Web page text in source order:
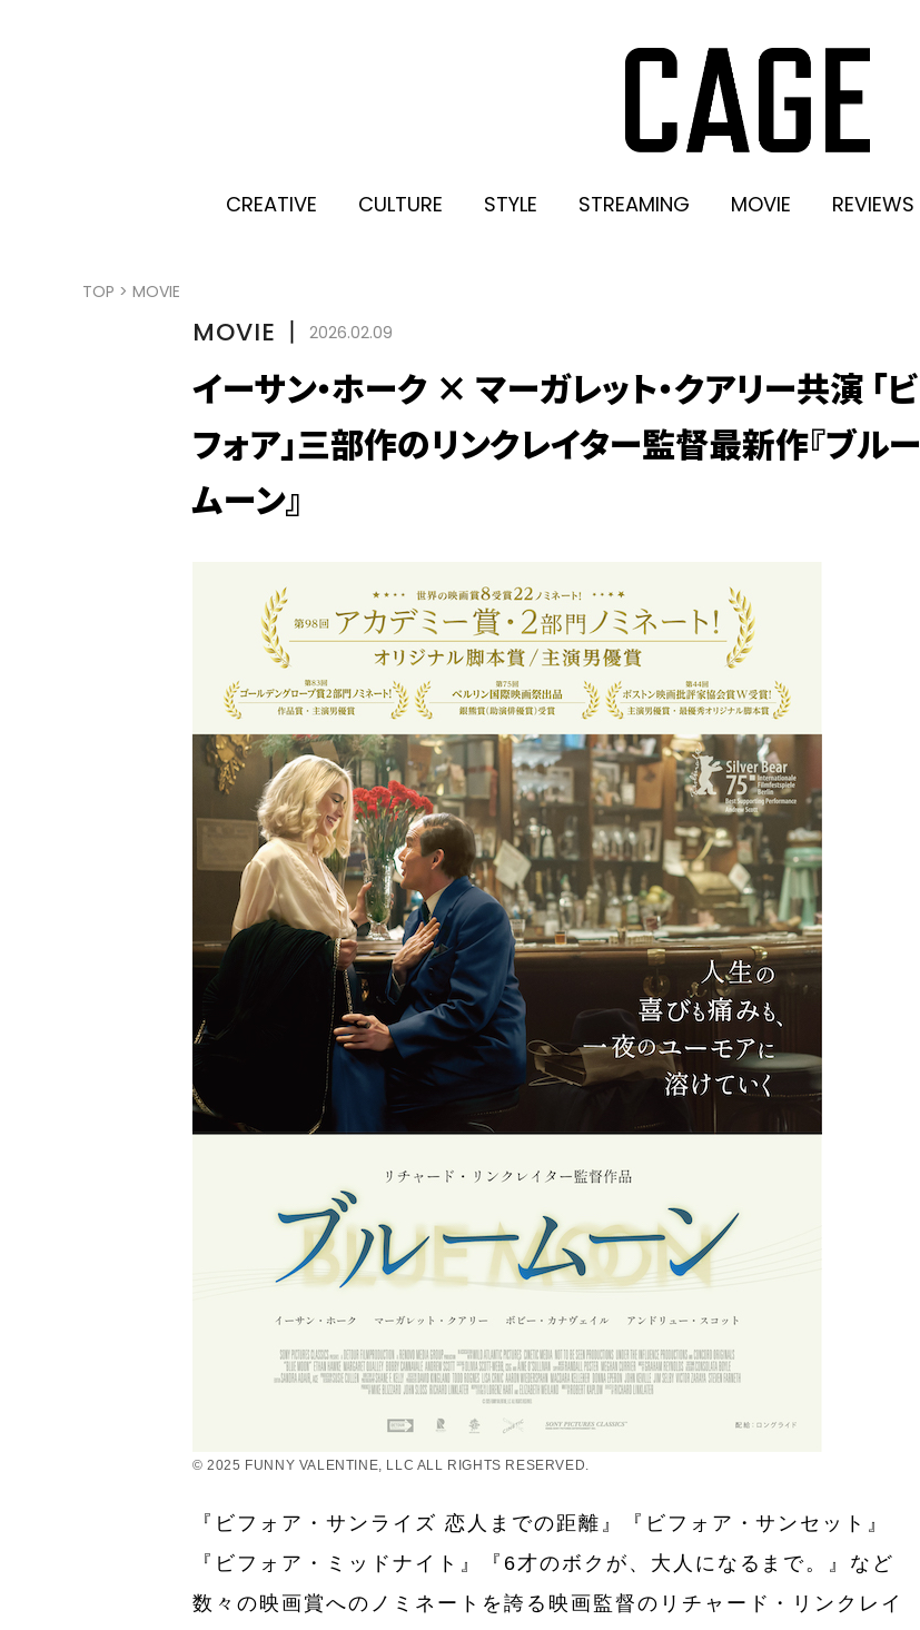
CREATIVE CULTURE STYLE STREAMING MOVIE REVIEWS
TOP > MOVIE
MOVIE 丨 2026.02.09
イーサン・ホーク × マーガレット・クアリー共演 「ビ
フォア」三部作のリンクレイター監督最新作『ブルー
ムーン』
© 2025 FUNNY VALENTINE, LLC ALL RIGHTS RESERVED.
『ビフォア・サンライズ 恋人までの距離』『ビフォア・サンセット』
『ビフォア・ミッドナイト』『6才のボクが、大人になるまで。』など
数々の映画賞へのノミネートを誇る映画監督のリチャード・リンクレイ